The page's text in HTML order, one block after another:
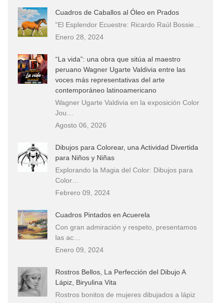
Cuadros de Caballos al Óleo en Prados
"El Esplendor Ecuestre: Ricardo Raúl Bossie…
Enero 28, 2024
“La vida”: una obra que sitúa al maestro
peruano Wagner Ugarte Valdivia entre las
voces más representativas del arte
contemporáneo latinoamericano
Wagner Ugarte Valdivia en la exposición Color
Jou…
Agosto 06, 2026
Dibujos para Colorear, una Actividad Divertida
para Niños y Niñas
Explorando la Magia del Color: Dibujos para
Color…
Febrero 09, 2024
Cuadros Pintados en Acuerela
Con gran admiración y respeto, presentamos
las ac…
Enero 09, 2024
Rostros Bellos, La Perfección del Dibujo A
Lápiz, Biryulina Vita
Rostros bonitos de mujeres dibujados a lápiz